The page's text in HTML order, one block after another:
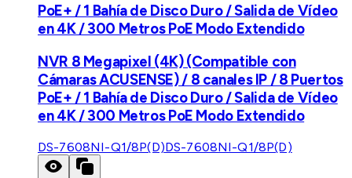
PoE+ / 1 Bahía de Disco Duro / Salida de Vídeo
en 4K / 300 Metros PoE Modo Extendido
NVR 8 Megapixel (4K) (Compatible con
Cámaras ACUSENSE) / 8 canales IP / 8 Puertos
PoE+ / 1 Bahía de Disco Duro / Salida de Vídeo
en 4K / 300 Metros PoE Modo Extendido
DS-7608NI-Q1/8P(D)DS-7608NI-Q1/8P(D)